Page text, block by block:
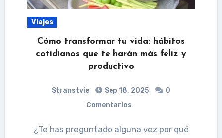
Viajes
Cómo transformar tu vida: hábitos
cotidianos que te harán más feliz y
productivo
Stranstvie Sep 18, 2025
0
Comentarios
¿Te has preguntado alguna vez por qué